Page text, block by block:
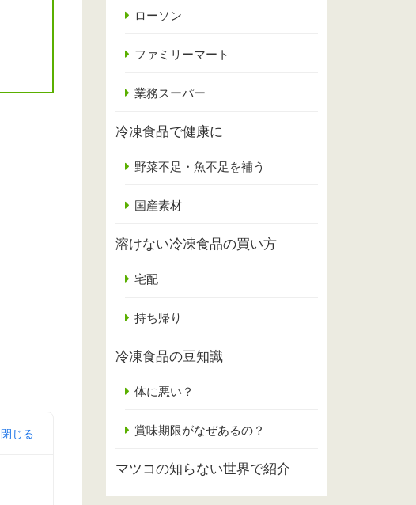
ローソン
ファミリーマート
業務スーパー
冷凍食品で健康に
野菜不足・魚不足を補う
国産素材
溶けない冷凍食品の買い方
宅配
持ち帰り
冷凍食品の豆知識
体に悪い？
賞味期限がなぜあるの？
マツコの知らない世界で紹介